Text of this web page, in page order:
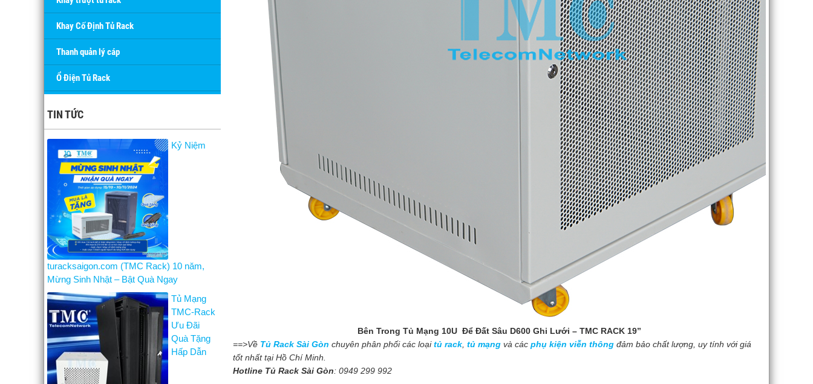
Bên Trong Tủ Mạng 10U Để Đất Sâu D600 Ghi Lưới – TMC RACK 19’’
==>Về Tủ Rack Sài Gòn chuyên phân phối các loạitủ rack, tủ mạng và các phụ kiện viễn thông đảm bảo chất lượng, uy tính với giá
tốt nhất tại Hồ Chí Minh.
Hotline Tủ Rack Sài Gòn: 0949 299 992
Khay Cố Định Tủ Rack
Thanh quản lý cáp
Ổ Điện Tủ Rack
TIN TỨC
Kỷ Niệm
turacksaigon.com (TMC Rack) 10 năm,
Mừng Sinh Nhật – Bật Quà Ngay
Tủ Mạng
TMC-Rack
Ưu Đãi
Quà Tặng
Hấp Dẫn